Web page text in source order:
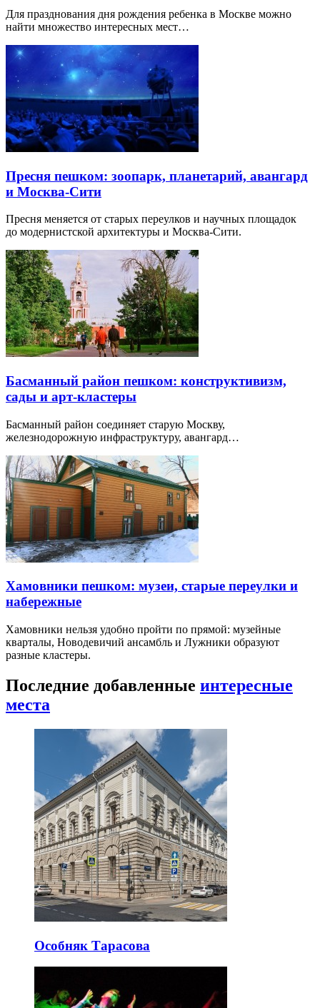
Для празднования дня рождения ребенка в Москве можно
найти множество интересных мест…
Пресня пешком: зоопарк, планетарий, авангард
и Москва-Сити
Пресня меняется от старых переулков и научных площадок
до модернистской архитектуры и Москва-Сити.
Басманный район пешком: конструктивизм,
сады и арт-кластеры
Басманный район соединяет старую Москву,
железнодорожную инфраструктуру, авангард…
Хамовники пешком: музеи, старые переулки и
набережные
Хамовники нельзя удобно пройти по прямой: музейные
кварталы, Новодевичий ансамбль и Лужники образуют
разные кластеры.
Последние добавленные интересные
места
Особняк Тарасова